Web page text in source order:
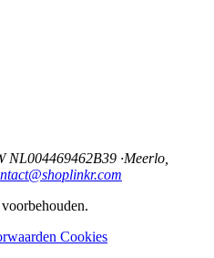
NL004469462B39 ·Meerlo,
Cookies